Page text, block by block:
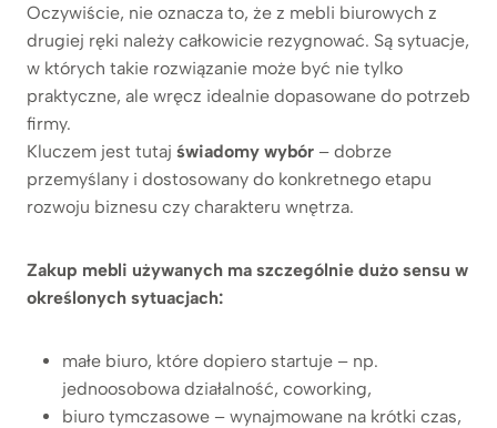
Oczywiście, nie oznacza to, że z mebli biurowych z
drugiej ręki należy całkowicie rezygnować. Są sytuacje,
w których takie rozwiązanie może być nie tylko
praktyczne, ale wręcz idealnie dopasowane do potrzeb
firmy.
Kluczem jest tutaj świadomy wybór – dobrze
przemyślany i dostosowany do konkretnego etapu
rozwoju biznesu czy charakteru wnętrza.
Zakup mebli używanych ma szczególnie dużo sensu w
określonych sytuacjach:
małe biuro, które dopiero startuje – np.
jednoosobowa działalność, coworking,
biuro tymczasowe – wynajmowane na krótki czas,